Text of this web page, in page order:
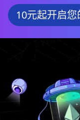
10元起开启